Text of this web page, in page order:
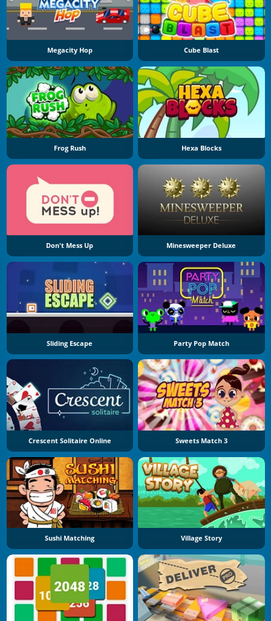
Megacity Hop Cube Blast
Frog Rush Hexa Blocks
Don't Mess Up Minesweeper Deluxe
Sliding Escape Party Pop Match
Crescent Solitaire Online Sweets Match 3
Sushi Matching Village Story